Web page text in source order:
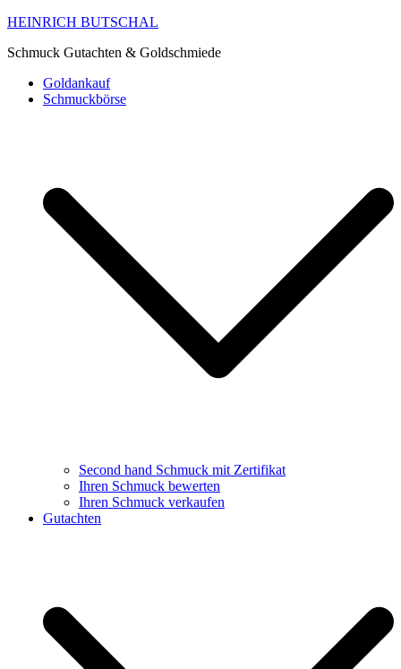
HEINRICH BUTSCHAL
Schmuck Gutachten & Goldschmiede
Goldankauf
Schmuckbörse
Second hand Schmuck mit Zertifikat
Ihren Schmuck bewerten
Ihren Schmuck verkaufen
Gutachten